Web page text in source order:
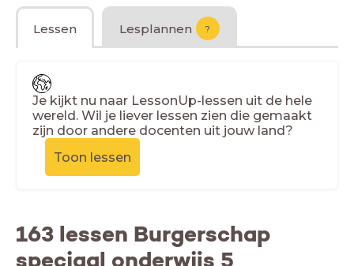
Lessen Lesplannen ?
Je kijkt nu naar LessonUp-lessen uit de hele
wereld. Wil je liever lessen zien die gemaakt
zijn door andere docenten uit jouw land?
Toon lessen
163 lessen Burgerschap
speciaal onderwijs 5